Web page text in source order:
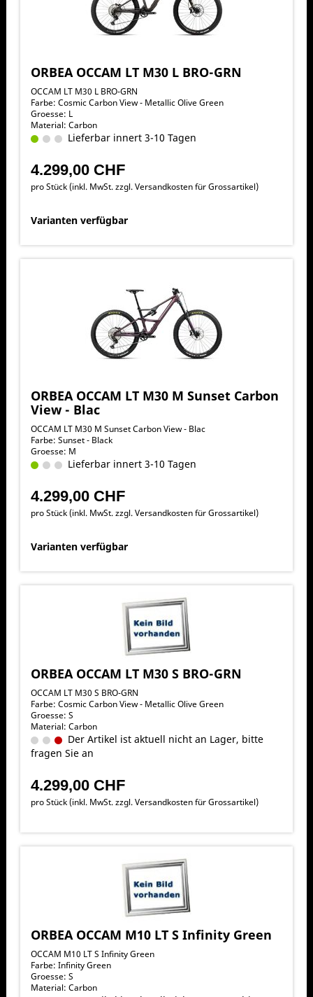
ORBEA OCCAM LT M30 L BRO-GRN
OCCAM LT M30 L BRO-GRN
Farbe: Cosmic Carbon View - Metallic Olive Green
Groesse: L
Material: Carbon
Lieferbar innert 3-10 Tagen
4.299,00 CHF
pro Stück (inkl. MwSt. zzgl.Versandkosten für Grossartikel)
Varianten verfügbar
ORBEA OCCAM LT M30 M Sunset Carbon
View - Blac
OCCAM LT M30 M Sunset Carbon View - Blac
Farbe: Sunset - Black
Groesse: M
Lieferbar innert 3-10 Tagen
4.299,00 CHF
pro Stück (inkl. MwSt. zzgl.Versandkosten für Grossartikel)
Varianten verfügbar
ORBEA OCCAM LT M30 S BRO-GRN
OCCAM LT M30 S BRO-GRN
Farbe: Cosmic Carbon View - Metallic Olive Green
Groesse: S
Material: Carbon
Der Artikel ist aktuell nicht an Lager, bitte
fragen Sie an
4.299,00 CHF
pro Stück (inkl. MwSt. zzgl.Versandkosten für Grossartikel)
ORBEA OCCAM M10 LT S Infinity Green
OCCAM M10 LT S Infinity Green
Farbe: Infinity Green
Groesse: S
Material: Carbon